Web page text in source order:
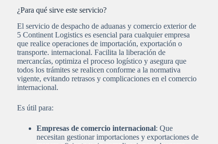
¿Para qué sirve este servicio?
El servicio de despacho de aduanas y comercio exterior de
5 Continent Logistics es esencial para cualquier empresa
que realice operaciones de importación, exportación o
transporte. internacional. Facilita la liberación de
mercancías, optimiza el proceso logístico y asegura que
todos los trámites se realicen conforme a la normativa
vigente, evitando retrasos y complicaciones en el comercio
internacional.
Es útil para:
Empresas de comercio internacional: Que
necesitan gestionar importaciones y exportaciones de